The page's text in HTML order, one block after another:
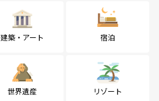
建築・アート 宿泊
世界遺産 リゾート